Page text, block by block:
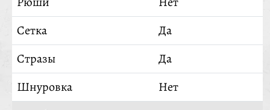
Сетка
Да
Стразы
Да
Шнуровка
Нет